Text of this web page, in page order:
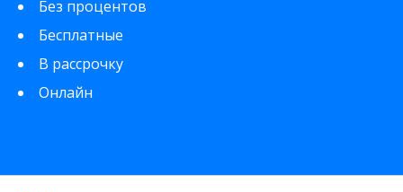
Без процентов
Бесплатные
В рассрочку
Онлайн